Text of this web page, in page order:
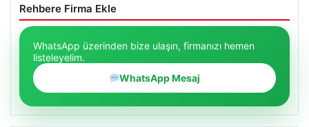
Rehbere Firma Ekle
WhatsApp üzerinden bize ulaşın, firmanızı hemen
listeleyelim.
WhatsApp Mesaj